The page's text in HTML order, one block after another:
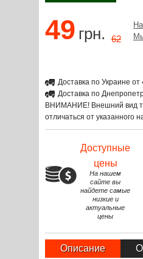
49 грн. 62
Доставка по Украине от
Доставка по
ВНИМАНИЕ! Внешний вид
отличаться от указанного
Доступные
цены
На нашем
сайте вы
найдете самые
низкие и
актуальные
цены
Описание